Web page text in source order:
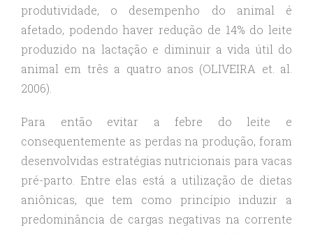
produtividade, o desempenho do animal é
afetado, podendo haver redução de 14% do leite
produzido na lactação e diminuir a vida útil do
animal em três a quatro anos (OLIVEIRA et. al.
2006).
Para então evitar a febre do leite e
consequentemente as perdas na produção, foram
desenvolvidas estratégias nutricionais para vacas
pré-parto. Entre elas está a utilização de dietas
aniônicas, que tem como princípio induzir a
predominância de cargas negativas na corrente